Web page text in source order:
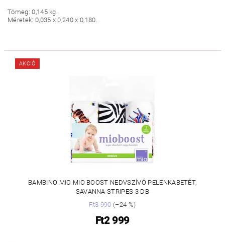
Tömeg: 0,145 kg.
Méretek: 0,035 x 0,240 x 0,180.
AKCIÓ
BAMBINO MIO MIO BOOST NEDVSZÍVÓ PELENKABETÉT,
SAVANNA STRIPES 3 DB
Ft3 990(–24 %)
Ft2 999